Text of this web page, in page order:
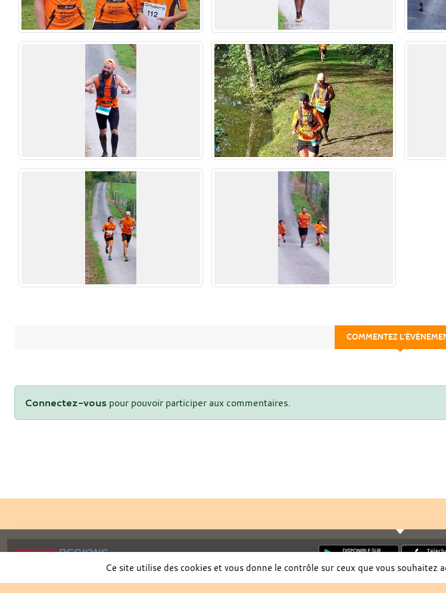
COMMENTEZ
Connectez-vous pour pouvoir participer aux commentaires.
SPORTSREGIONS
Gestion des cookies
Ce site utilise des cookies et vous donne le contrôle sur ceux que vous souhaitez